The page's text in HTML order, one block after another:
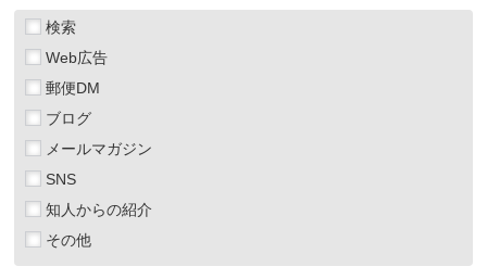
検索
Web広告
郵便DM
ブログ
メールマガジン
SNS
知人からの紹介
その他